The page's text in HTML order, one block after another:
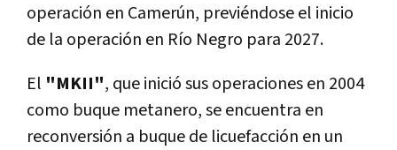
operación en Camerún, previéndose el inicio
de la operación en Río Negro para 2027.
El "MKII", que inició sus operaciones en 2004
como buque metanero, se encuentra en
reconversión a buque de licuefacción en un